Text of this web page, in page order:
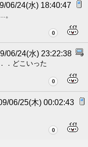
06/24(水) 18:40:47
。
0
06/24(水) 23:22:38
．どこいった
0
06/25(木) 00:02:43
0